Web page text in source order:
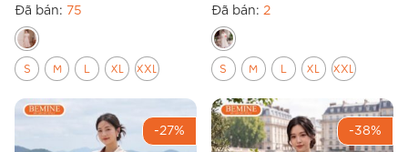
Đã bán: 75
S M L XL XXL
Đã bán: 2
S M L XL XXL
-27% -38%